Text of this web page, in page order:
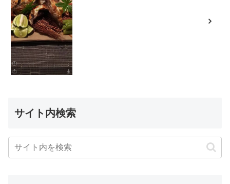
サイト内検索